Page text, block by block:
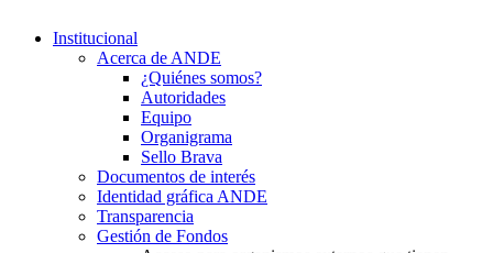
Institucional
Acerca de ANDE
¿Quiénes somos?
Autoridades
Equipo
Organigrama
Sello Brava
Documentos de interés
Identidad gráfica ANDE
Transparencia
Gestión de Fondos